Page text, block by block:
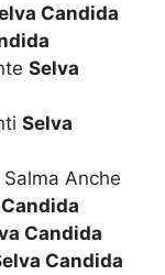
Candida
Selva
Selva
Anche
Candida
Candida